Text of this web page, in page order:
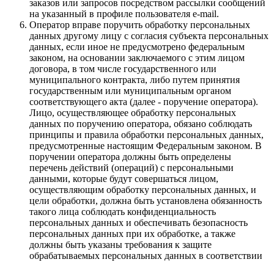
заказов или запросов посредством рассылки сообщений
на указанный в профиле пользователя e-mail.
Оператор вправе поручить обработку персональных
данных другому лицу с согласия субъекта персональных
данных, если иное не предусмотрено федеральным
законом, на основании заключаемого с этим лицом
договора, в том числе государственного или
муниципального контракта, либо путем принятия
государственным или муниципальным органом
соответствующего акта (далее - поручение оператора).
Лицо, осуществляющее обработку персональных
данных по поручению оператора, обязано соблюдать
принципы и правила обработки персональных данных,
предусмотренные настоящим Федеральным законом. В
поручении оператора должны быть определены
перечень действий (операций) с персональными
данными, которые будут совершаться лицом,
осуществляющим обработку персональных данных, и
цели обработки, должна быть установлена обязанность
такого лица соблюдать конфиденциальность
персональных данных и обеспечивать безопасность
персональных данных при их обработке, а также
должны быть указаны требования к защите
обрабатываемых персональных данных в соответствии